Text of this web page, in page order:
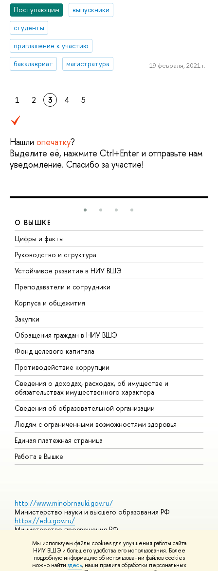
Мы используем файлы cookies для улучшения работы сайта
НИУ ВШЭ и большего удобства его использования. Более
подробную информацию об использовании файлов cookies
можно найти здесь, наши правила обработки персональных
Поступающим
выпускники
студенты
приглашение к участию
бакалавриат
магистратура 19 февраля, 2021 г.
1 2 3 4 5
Нашли опечатку?
Выделите её, нажмите Ctrl+Enter и отправьте нам
уведомление. Спасибо за участие!
О ВЫШКЕ
Цифры и факты
Руководство и структура
Устойчивое развитие в НИУ ВШЭ
Преподаватели и сотрудники
Корпуса и общежития
Закупки
Обращения граждан в НИУ ВШЭ
Фонд целевого капитала
Противодействие коррупции
Сведения о доходах, расходах, об имуществе и
обязательствах имущественного характера
Сведения об образовательной организации
Людям с ограниченными возможностями здоровья
Единая платежная страница
Работа в Вышке
http://www.minobrnauki.gov.ru/
Министерство науки и высшего образования РФ
https://edu.gov.ru/
Министерство просвещения РФ
https://elearning.hse.ru/mooc
Массовые открытые онлайн-курсы